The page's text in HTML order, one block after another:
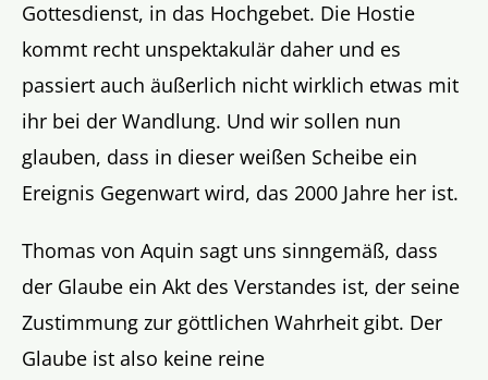
Gottesdienst, in das Hochgebet. Die Hostie
kommt recht unspektakulär daher und es
passiert auch äußerlich nicht wirklich etwas mit
ihr bei der Wandlung. Und wir sollen nun
glauben, dass in dieser weißen Scheibe ein
Ereignis Gegenwart wird, das 2000 Jahre her ist.
Thomas von Aquin sagt uns sinngemäß, dass
der Glaube ein Akt des Verstandes ist, der seine
Zustimmung zur göttlichen Wahrheit gibt. Der
Glaube ist also keine reine